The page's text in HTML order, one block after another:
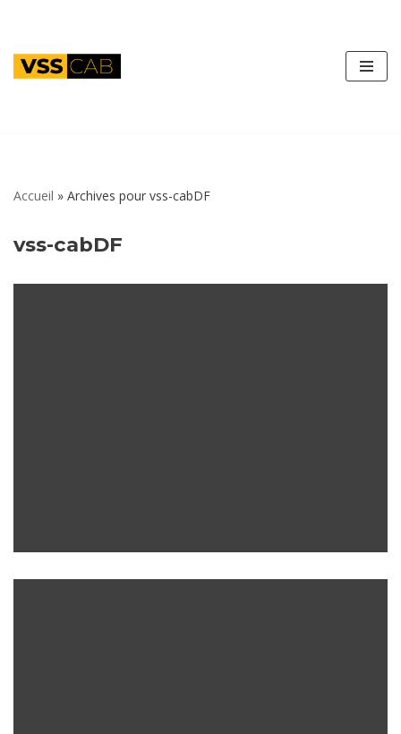
au
Accueil » Archives pour vss-cabDF
vss-cabDF